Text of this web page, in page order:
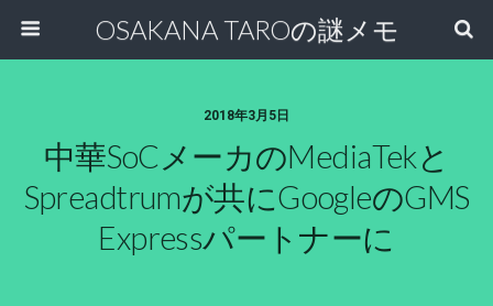
OSAKANA TAROの謎メモ
2018年3月5日
中華SoCメーカのMediaTekと
Spreadtrumが共にGoogleのGMS
Expressパートナーに